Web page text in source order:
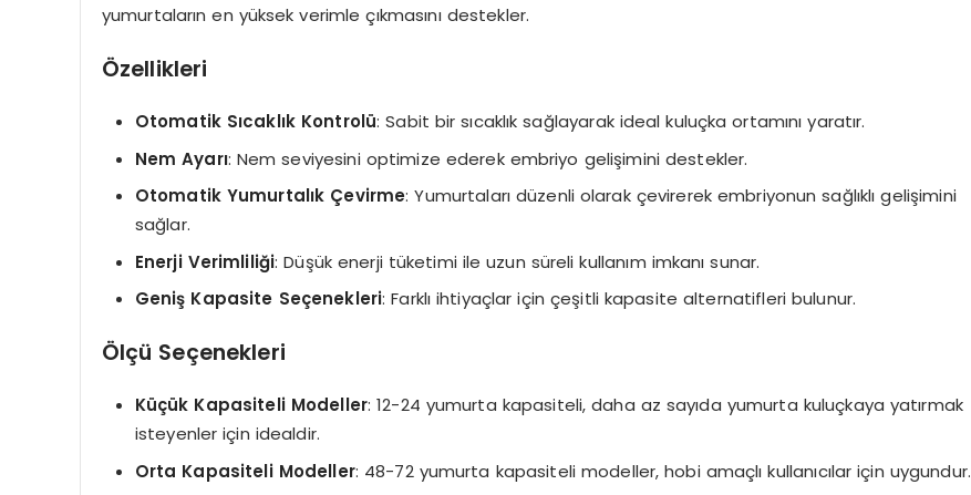
yumurtaların en yüksek verimle çıkmasını destekler.
Özellikleri
Otomatik Sıcaklık Kontrolü: Sabit bir sıcaklık sağlayarak ideal kuluçka ortamını yaratır.
Nem Ayarı: Nem seviyesini optimize ederek embriyo gelişimini destekler.
Otomatik Yumurtalık Çevirme: Yumurtaları düzenli olarak çevirerek embriyonun sağlıklı gelişimini
sağlar.
Enerji Verimliliği: Düşük enerji tüketimi ile uzun süreli kullanım imkanı sunar.
Geniş Kapasite Seçenekleri: Farklı ihtiyaçlar için çeşitli kapasite alternatifleri bulunur.
Ölçü Seçenekleri
Küçük Kapasiteli Modeller: 12-24 yumurta kapasiteli, daha az sayıda yumurta kuluçkaya yatırmak
isteyenler için idealdir.
Orta Kapasiteli Modeller: 48-72 yumurta kapasiteli modeller, hobi amaçlı kullanıcılar için uygundur.